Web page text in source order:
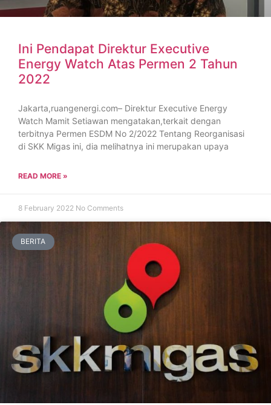
Ini Pendapat Direktur Executive
Energy Watch Atas Permen 2 Tahun
2022
Jakarta,ruangenergi.com– Direktur Executive Energy
Watch Mamit Setiawan mengatakan,terkait dengan
terbitnya Permen ESDM No 2/2022 Tentang Reorganisasi
di SKK Migas ini, dia melihatnya ini merupakan upaya
READ MORE »
8 February 2022 No Comments
BERITA